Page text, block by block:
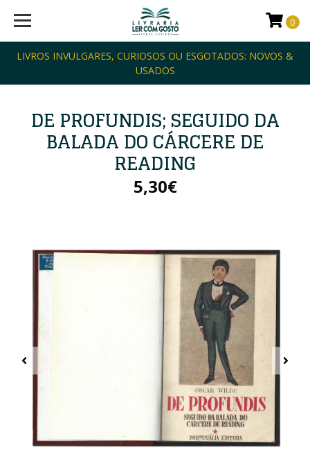
LIVROS INVULGARES, CURIOSOS OU ESGOTADOS: NOVOS &
USADOS
0
DE PROFUNDIS; SEGUIDO DA
BALADA DO CÁRCERE DE
READING
5,30€